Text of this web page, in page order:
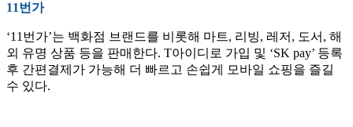
11번가
‘11번가’는 백화점 브랜드를 비롯해 마트, 리빙, 레저, 도서, 해
외 유명 상품 등을 판매한다. T아이디로 가입 및 ‘SK pay’ 등록
후 간편결제가 가능해 더 빠르고 손쉽게 모바일 쇼핑을 즐길
수 있다.